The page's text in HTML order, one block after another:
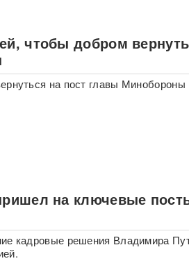
чтобы добром вернуть
на пост главы Минобороны
на ключевые
кадровые решения Владимира